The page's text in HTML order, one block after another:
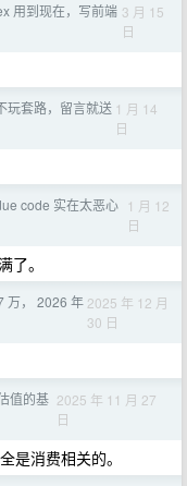
用到现在，写前端 3 月 15
日
玩套路，留言就送 1 月 14
日
code 实在太恶心 1 月 12
日
了。
万， 2026 年 2025 年 12 月
30 日
值的基 2025 年 11 月 27
日
是消费相关的。